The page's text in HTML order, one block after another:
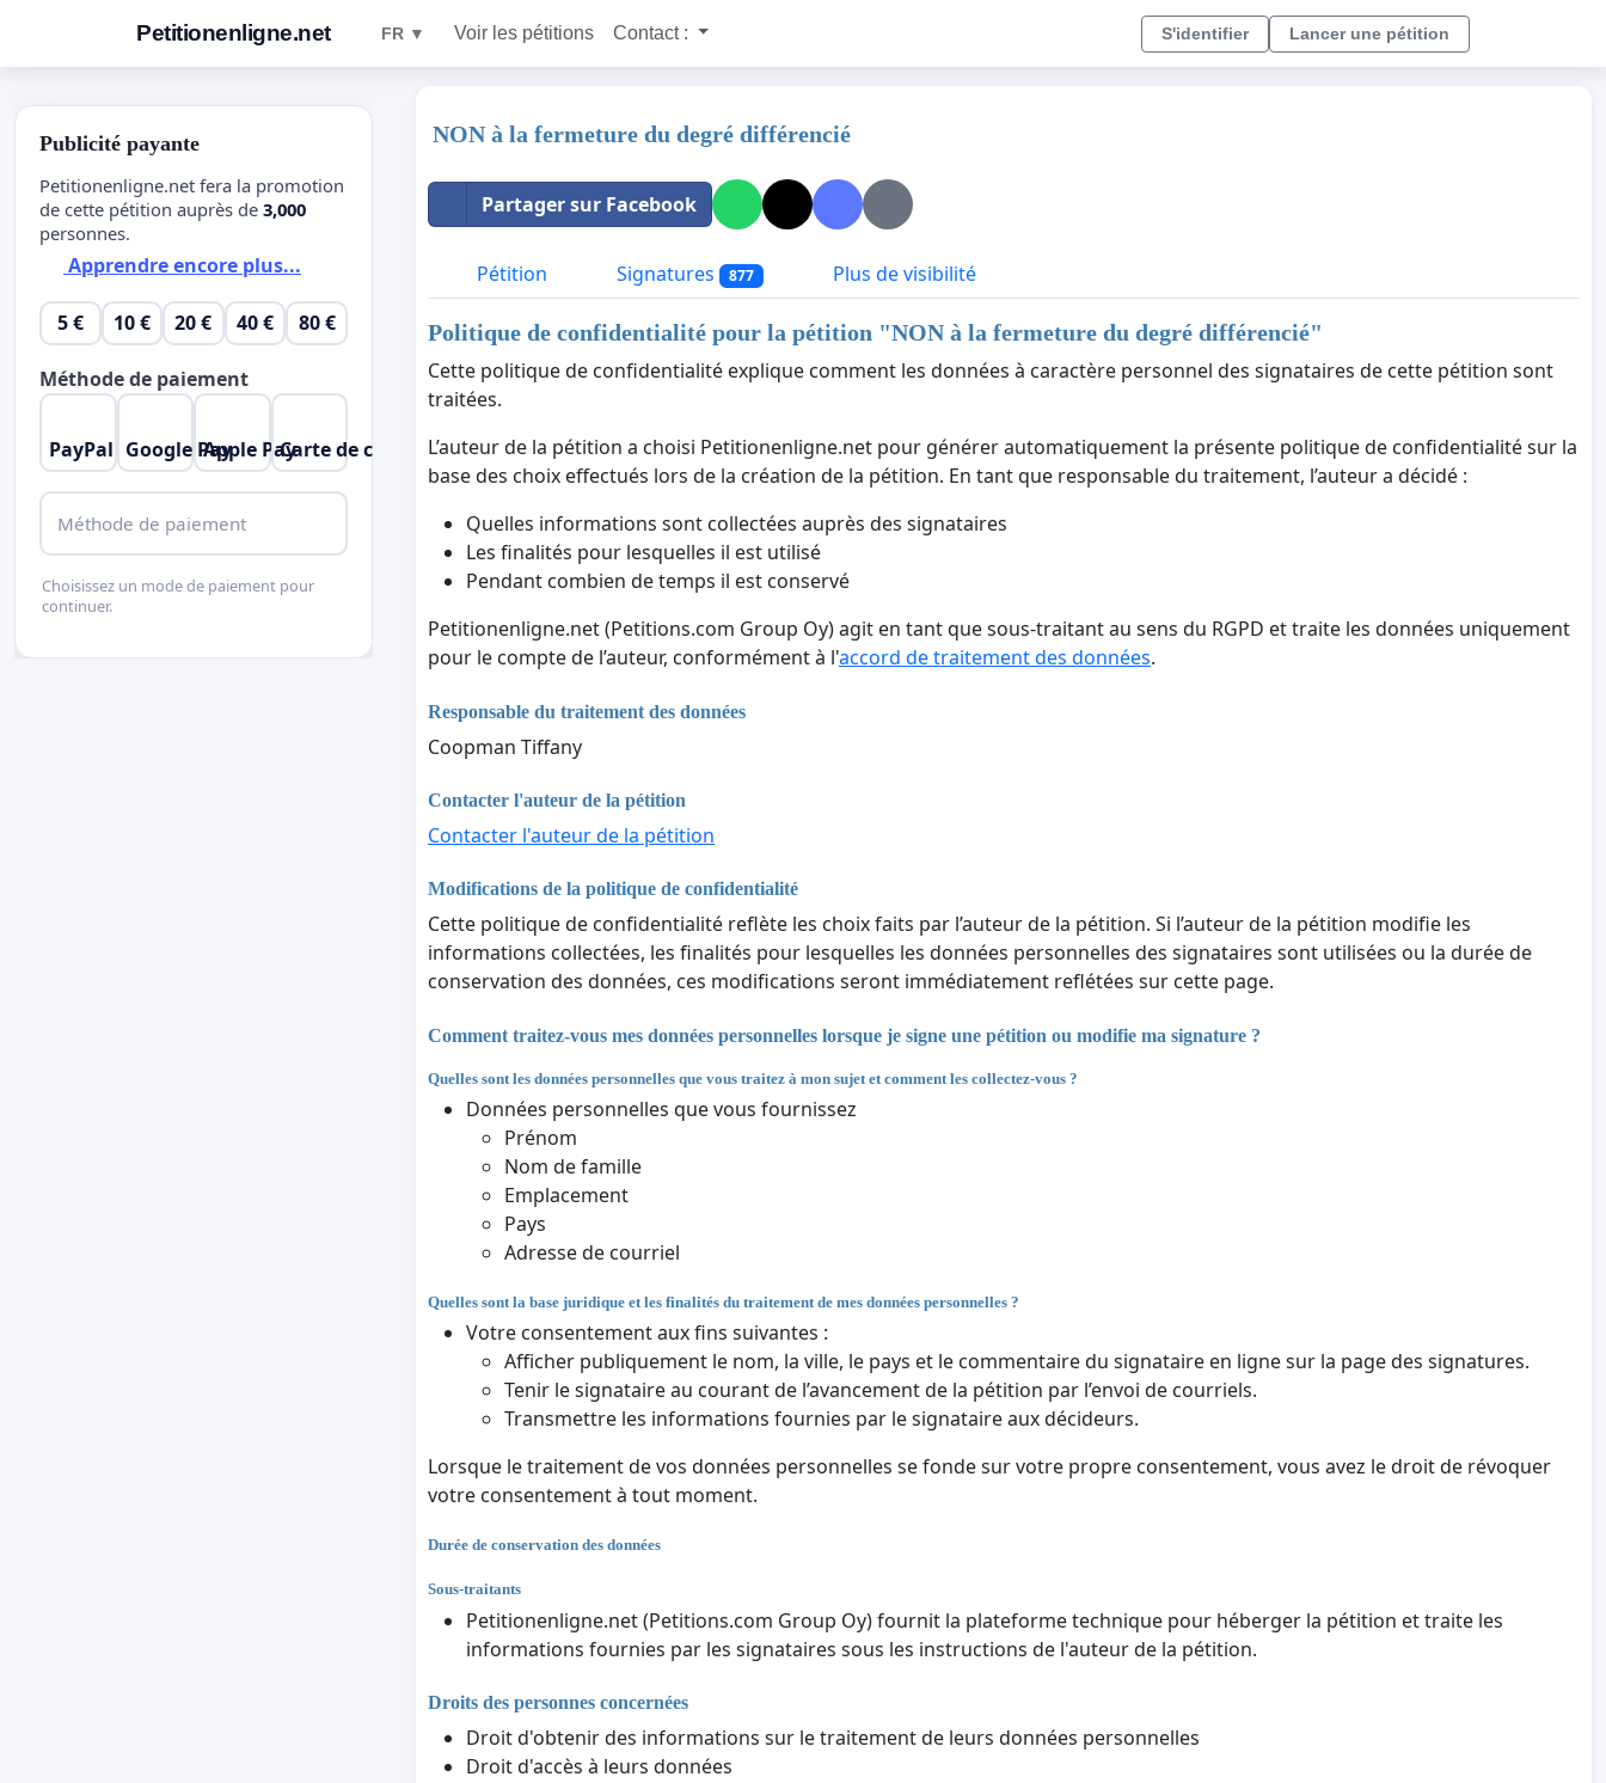
Petitionenligne.net FR ▼ Voir les pétitions Contact : S'identifier Lancer une pétition
NON à la fermeture du degré différencié
Partager sur Facebook
Pétition Signatures 877 Plus de visibilité
Politique de confidentialité pour la pétition "NON à la fermeture du degré différencié"
Cette politique de confidentialité explique comment les données à caractère personnel des signataires de cette pétition sont
traitées.
L’auteur de la pétition a choisi Petitionenligne.net pour générer automatiquement la présente politique de confidentialité sur la
base des choix effectués lors de la création de la pétition. En tant que responsable du traitement, l’auteur a décidé :
Quelles informations sont collectées auprès des signataires
Les finalités pour lesquelles il est utilisé
Pendant combien de temps il est conservé
Petitionenligne.net (Petitions.com Group Oy) agit en tant que sous-traitant au sens du RGPD et traite les données uniquement
pour le compte de l’auteur, conformément à l'accord de traitement des données.
Responsable du traitement des données
Coopman Tiffany
Contacter l'auteur de la pétition
Contacter l'auteur de la pétition
Modifications de la politique de confidentialité
Cette politique de confidentialité reflète les choix faits par l’auteur de la pétition. Si l’auteur de la pétition modifie les
informations collectées, les finalités pour lesquelles les données personnelles des signataires sont utilisées ou la durée de
conservation des données, ces modifications seront immédiatement reflétées sur cette page.
Comment traitez-vous mes données personnelles lorsque je signe une pétition ou modifie ma signature ?
Quelles sont les données personnelles que vous traitez à mon sujet et comment les collectez-vous ?
Données personnelles que vous fournissez
Prénom
Nom de famille
Emplacement
Pays
Adresse de courriel
Quelles sont la base juridique et les finalités du traitement de mes données personnelles ?
Votre consentement aux fins suivantes :
Afficher publiquement le nom, la ville, le pays et le commentaire du signataire en ligne sur la page des signatures.
Tenir le signataire au courant de l’avancement de la pétition par l’envoi de courriels.
Transmettre les informations fournies par le signataire aux décideurs.
Lorsque le traitement de vos données personnelles se fonde sur votre propre consentement, vous avez le droit de révoquer
votre consentement à tout moment.
Durée de conservation des données
Sous-traitants
Petitionenligne.net (Petitions.com Group Oy) fournit la plateforme technique pour héberger la pétition et traite les
informations fournies par les signataires sous les instructions de l'auteur de la pétition.
Droits des personnes concernées
Droit d'obtenir des informations sur le traitement de leurs données personnelles
Droit d'accès à leurs données
Publicité payante
Petitionenligne.net fera la promotion
de cette pétition auprès de 3,000
personnes.
Apprendre encore plus...
5 € 10 € 20 € 40 € 80 €
Méthode de paiement
PayPal Google PayApple PayCarte de crédit
Méthode de paiement
Choisissez un mode de paiement pour
continuer.